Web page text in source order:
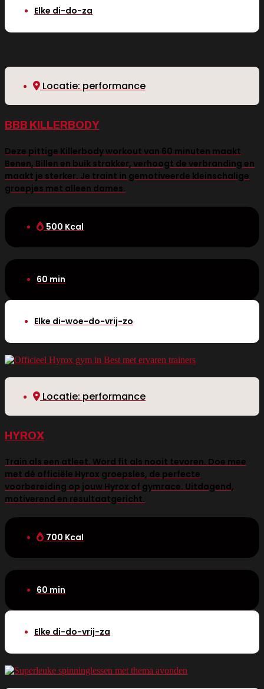
Elke di-do-za
Locatie: performance
BBB KILLERBODY
Deze pittige Killerbody workout van 60 minuten maakt
Benen, Billen en buik strakker, verhoogt de verbranding en
maakt je sterker. Je traint in gemotiveerde kleinschalige
groepjes met alleen dames.
500 Kcal
60 min
Elke di-woe-do-vrij-zo
Locatie: performance
HYROX
Train als een atleet. Word fit als nooit tevoren. Doe mee
met dé officiële Hyrox groepsles, de perfecte
voorbereiding op jouw Hyrox of gymrace. Uitdagend,
motiverend en resultaatgericht.
700 Kcal
60 min
Elke di-do-vrij-za